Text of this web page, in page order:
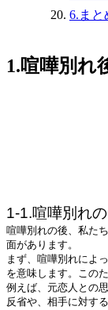
6.まと
1.喧嘩別れ
1-1.喧嘩別れ
喧嘩別れの後、私た
面があります。
まず、喧嘩別れによ
を意味します。この
例えば、元恋人との
反省や、相手に対す